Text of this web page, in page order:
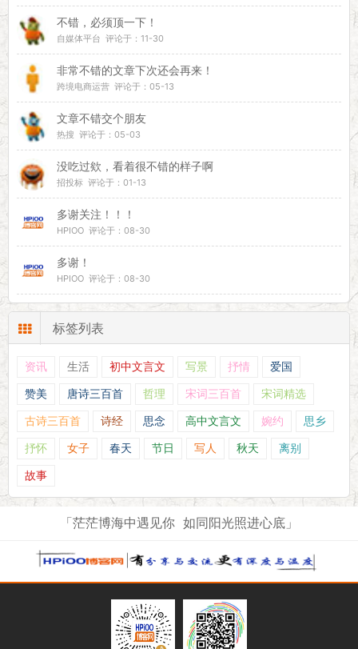
不错，必须顶一下！
自媒体平台 评论于：11-30
非常不错的文章下次还会再来！
跨境电商运营 评论于：05-13
文章不错交个朋友
热搜 评论于：05-03
没吃过欸，看着很不错的样子啊
招投标 评论于：01-13
多谢关注！！！
HPIOO 评论于：08-30
多谢！
HPIOO 评论于：08-30
标签列表
资讯 生活 初中文言文 写景 抒情 爱国
赞美 唐诗三百首 哲理 宋词三百首 宋词精选
古诗三百首 诗经 思念 高中文言文 婉约 思乡
抒怀 女子 春天 节日 写人 秋天 离别
故事
「茫茫博海中遇见你 如同阳光照进心底」